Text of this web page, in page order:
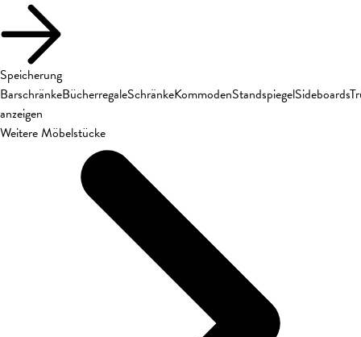
Speicherung
BarschränkeBücherregaleSchränkeKommodenStandspiegelSideboards
anzeigen
Weitere Möbelstücke